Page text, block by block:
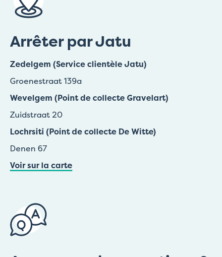
Arrêter par Jatu
Zedelgem (Service clientèle Jatu)
Groenestraat 139a
Wevelgem (Point de collecte Gravelart)
Zuidstraat 20
Lochrsiti (Point de collecte De Witte)
Denen 67
Voir sur la carte